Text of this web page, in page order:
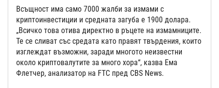
Всъщност има само 7000 жалби за измами с
криптоинвестиции и средната загуба е 1900 долара.
„Всичко това отива директно в ръцете на измамниците.
Те се сливат със средата като правят твърдения, които
изглеждат възможни, заради многото неизвестни
около криптовалутите за много хора“, казва Ема
Флетчер, анализатор на FTC пред CBS News.